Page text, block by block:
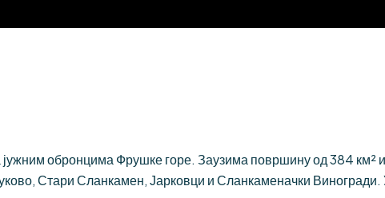
обронцима Фрушке горе. Заузима површину од 384 км²
Стари Сланкамен, Јарковци и Сланкаменачки